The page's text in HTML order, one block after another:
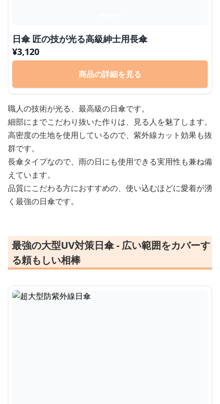
日傘 匠の技が光る高級紳士用長傘
¥3,120
商品の詳細を見る
職人の技術が光る、最高級の日傘です。
細部にまでこだわり抜いた作りは、見る人を魅了します。
高密度の生地を使用しているので、紫外線カット効果も抜
群です。
長傘タイプなので、雨の日にも使用できる実用性も兼ね備
えています。
品質にこだわる方におすすめの、使い込むほどに愛着が湧
く最強の日傘です。
最強の大型UV対策日傘 - 広い範囲をカバーす
る頼もしい相棒